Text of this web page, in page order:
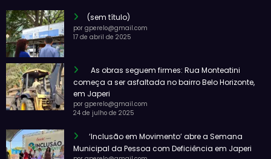
(sem título)
por gperelo@gmail.com
17 de abril de 2025
As obras seguem firmes: Rua Monteatini
começa a ser asfaltada no bairro Belo Horizonte,
em Japeri
por gperelo@gmail.com
24 de julho de 2025
‘Inclusão em Movimento’ abre a Semana
Municipal da Pessoa com Deficiência em Japeri